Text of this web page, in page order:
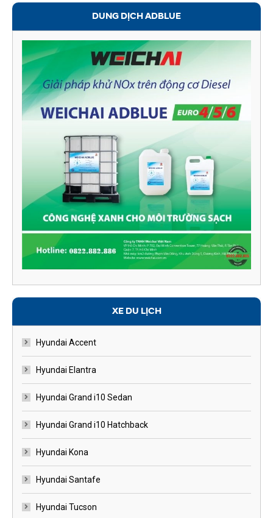
DUNG DỊCH ADBLUE
XE DU LỊCH
Hyundai Accent
Hyundai Elantra
Hyundai Grand i10 Sedan
Hyundai Grand i10 Hatchback
Hyundai Kona
Hyundai Santafe
Hyundai Tucson